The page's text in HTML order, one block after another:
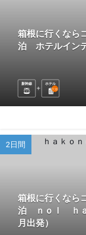
箱根に行くなら
泊 ホテルイン
新幹線
ホテル
1 泊
2日間
箱根に行くなら
泊 ｎｏｌ ｈａ
月出発）